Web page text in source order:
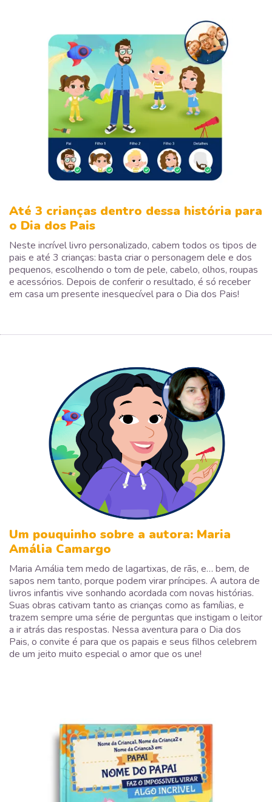
Até 3 crianças dentro dessa história para
o Dia dos Pais
Neste incrível livro personalizado, cabem todos os tipos de
pais e até 3 crianças: basta criar o personagem dele e dos
pequenos, escolhendo o tom de pele, cabelo, olhos, roupas
e acessórios. Depois de conferir o resultado, é só receber
em casa um presente inesquecível para o Dia dos Pais!
Um pouquinho sobre a autora: Maria
Amália Camargo
Maria Amália tem medo de lagartixas, de rãs, e… bem, de
sapos nem tanto, porque podem virar príncipes. A autora de
livros infantis vive sonhando acordada com novas histórias.
Suas obras cativam tanto as crianças como as famílias, e
trazem sempre uma série de perguntas que instigam o leitor
a ir atrás das respostas. Nessa aventura para o Dia dos
Pais, o convite é para que os papais e seus filhos celebrem
de um jeito muito especial o amor que os une!